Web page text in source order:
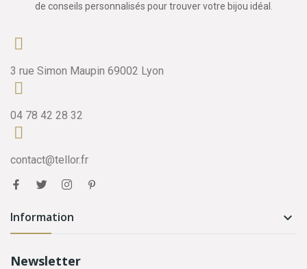
de conseils personnalisés pour trouver votre bijou idéal.
3 rue Simon Maupin 69002 Lyon
04 78 42 28 32
contact@tellor.fr
Information 
Newsletter